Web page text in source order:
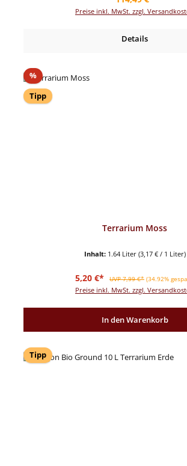
Preise inkl. MwSt. zzgl.
Details
%Rabatt
Tipp
Terrarium Moss
Inhalt: 1.64 Liter (3,17 € / 1 Liter)
Verkaufspreis:
5,20 €* Regulärer Preis:
UVP 7,99 €* (34.92%
Preise inkl. MwSt. zzgl.
In den Warenkorb
Tipp